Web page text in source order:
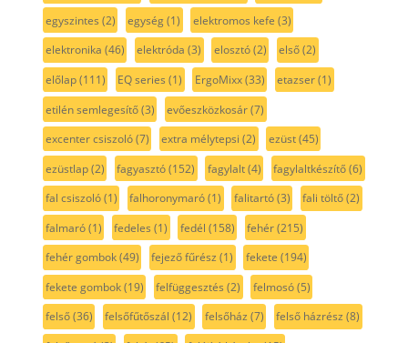
egyszintes (2) egység(1) elektromos kefe (3)
elektronika (46) elektróda (3) elosztó(2) első(2)
előlap(111) EQ series (1) ErgoMixx(33) etazser(1)
etilén semlegesítő(3) evőeszközkosár(7)
excenter csiszoló(7) extra mélytepsi (2) ezüst(45)
ezüstlap(2) fagyasztó(152) fagylalt(4) fagylaltkészítő(6)
fal csiszoló(1) falhoronymaró(1) falitartó(3) fali töltő(2)
falmaró(1) fedeles (1) fedél (158) fehér(215)
fehér gombok(49) fejező fűrész (1) fekete (194)
fekete gombok(19) felfüggesztés (2) felmosó(5)
felső(36) felsőfűtőszál (12) felsőház (7) felső házrész (8)